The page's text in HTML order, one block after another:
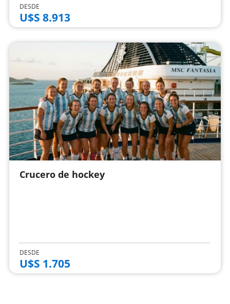
DESDE
U$S 8.913
Crucero de hockey
DESDE
U$S 1.705